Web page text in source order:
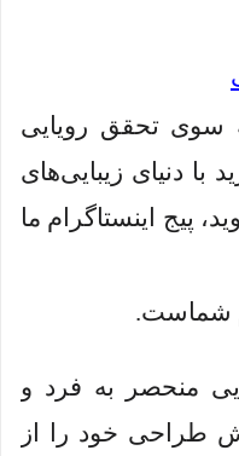
سوی تحقق رویایی
با دنیای زیبایی‌های
پیج اینستاگرام ما
شماست.
منحصر به فرد و
طراحی خود را از